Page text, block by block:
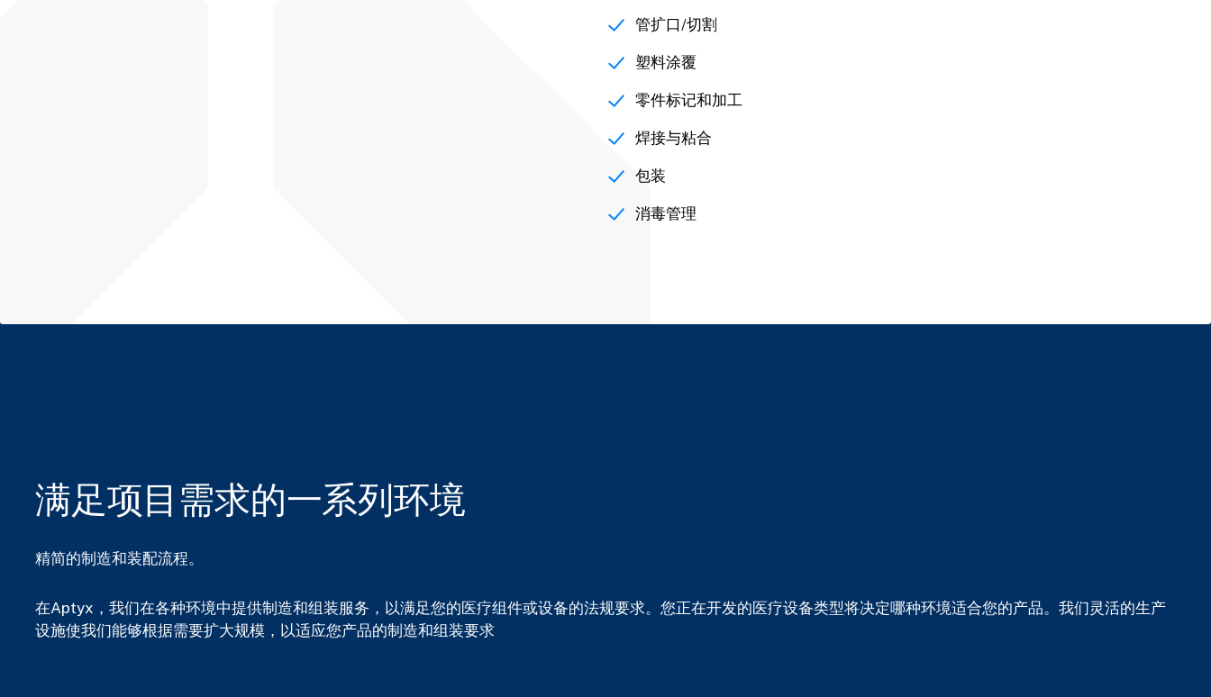
管扩口/切割
塑料涂覆
零件标记和加工
焊接与粘合
包装
消毒管理
满足项目需求的一系列环境
精简的制造和装配流程。
在Aptyx，我们在各种环境中提供制造和组装服务，以满足您的医疗组件或设备的法规要求。 您正在开发的医疗设备类型将决定哪种环境适合您的产品。 我们灵活的生产
设施使我们能够根据需要扩大规模，以适应您产品的制造和组装要求